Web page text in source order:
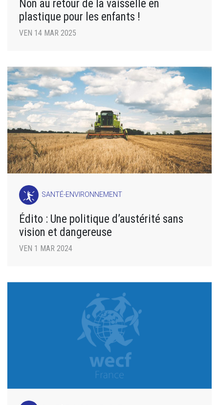
Non au retour de la vaisselle en
plastique pour les enfants !
VEN 14 MAR 2025
SANTÉ-ENVIRONNEMENT
Édito : Une politique d’austérité sans
vision et dangereuse
VEN 1 MAR 2024